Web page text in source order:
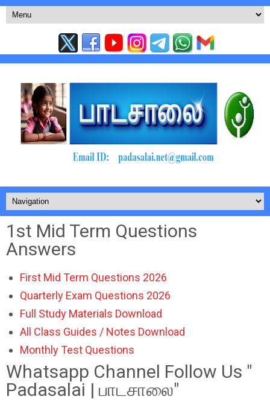
1st Mid Term Questions
Answers
First Mid Term Questions 2026
Quarterly Exam Questions 2026
Full Study Materials Download
All Class Guides / Notes Download
Monthly Test Questions
Whatsapp Channel Follow Us "
Padasalai | பாடசாலை"